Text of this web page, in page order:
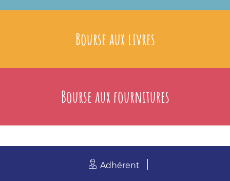
Bourse aux livres
Bourse aux fournitures
Adhérent